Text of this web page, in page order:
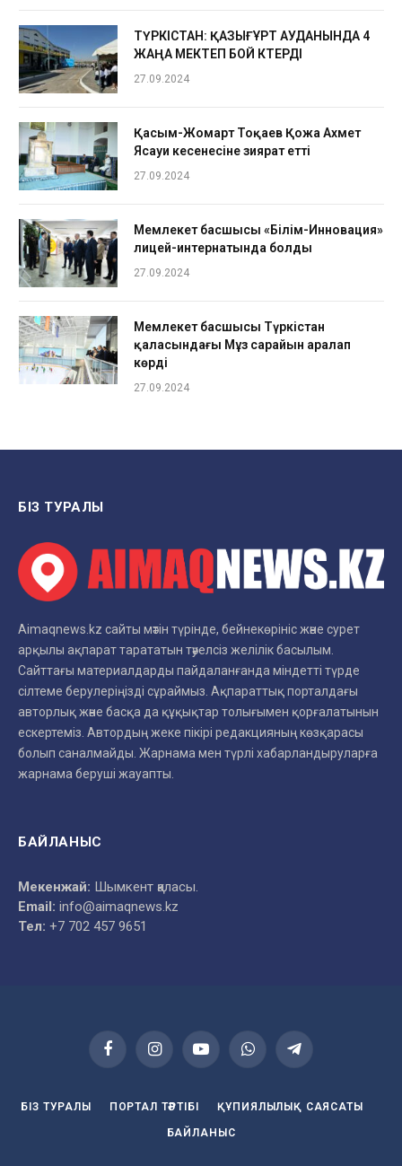
ТҮРКІСТАН: ҚАЗЫҒҰРТ АУДАНЫНДА 4
ЖАҢА МЕКТЕП БОЙ КӨТЕРДІ
27.09.2024
Қасым-Жомарт Тоқаев Қожа Ахмет
Ясауи кесенесіне зиярат етті
27.09.2024
Мемлекет басшысы «Білім-Инновация»
лицей-интернатында болды
27.09.2024
Мемлекет басшысы Түркістан
қаласындағы Мұз сарайын аралап
көрді
27.09.2024
БІЗ ТУРАЛЫ
Aimaqnews.kz сайты мәтін түрінде, бейнекөрініс және сурет
арқылы ақпарат тарататын тәуелсіз желілік басылым.
Сайттағы материалдарды пайдаланғанда міндетті түрде
сілтеме берулеріңізді сұраймыз. Ақпараттық порталдағы
авторлық және басқа да құқықтар толығымен қорғалатынын
ескертеміз. Автордың жеке пікірі редакцияның көзқарасы
болып саналмайды. Жарнама мен түрлі хабарландыруларға
жарнама беруші жауапты.
БАЙЛАНЫС
Мекенжай: Шымкент қаласы.
Email: info@aimaqnews.kz
Тел: +7 702 457 9651
FacebookInstagramYouTubeWhatsAppTelegram
БІЗ ТУРАЛЫ ПОРТАЛ ТӘРТІБІ ҚҰПИЯЛЫЛЫҚ САЯСАТЫ
БАЙЛАНЫС